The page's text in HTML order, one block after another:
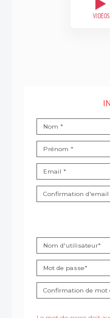
VIDÉOS